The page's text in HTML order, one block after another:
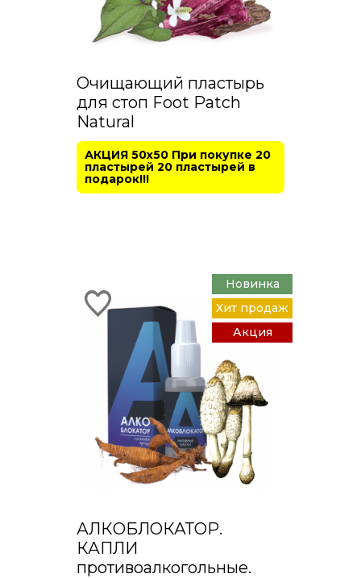
Очищающий пластырь
для стоп Foot Patch
Natural
АКЦИЯ 50х50 При покупке 20
пластырей 20 пластырей в
подарок!!!
Новинка
Хит продаж
Акция
АЛКОБЛОКАТОР.
КАПЛИ
противоалкогольные.